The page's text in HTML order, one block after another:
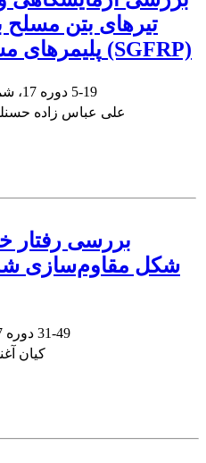
تیرهای بتن‌ مسلح
پلیمرهای مسلح به الیاف شیشه (SGFRP)
5-19
علی عباس زاده
بررسی
31-49
کیان